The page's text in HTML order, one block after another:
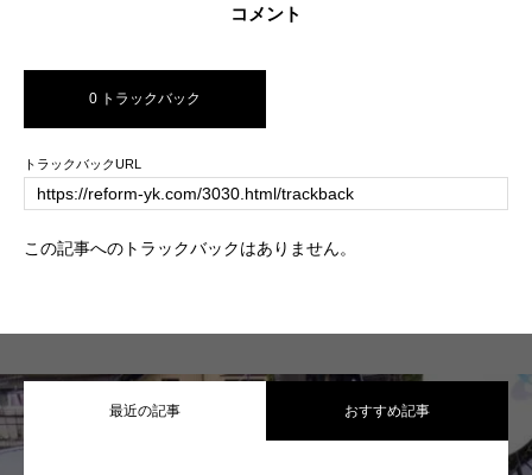
コメント
0 トラックバック
トラックバックURL
この記事へのトラックバックはありません。
最近の記事 おすすめ記事